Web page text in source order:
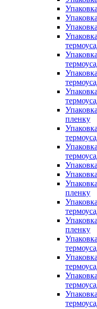
пленку
пленку
пленку